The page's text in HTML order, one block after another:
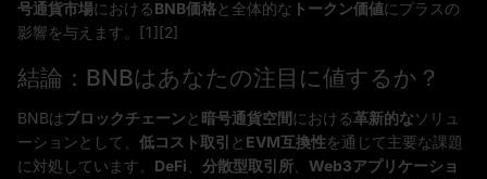
号通貨市場におけるBNB価格と全体的な トークン価値にプラスの
影響を与えます。[1][2]
結論：BNBはあなたの注目に値するか？
BNBはブロックチェーンと 暗号通貨空間における革新的なソリュ
ーションとして、 低コスト取引 と EVM互換性を通じて主要な課題
に対処しています。 DeFi 分散型取引所
Web3アプリケーショ